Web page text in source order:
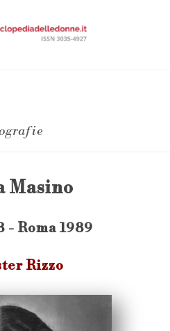
Masino
- Roma 1989
Rizzo